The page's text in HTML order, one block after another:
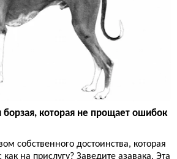
борзая, которая не прощает ошибок
собственного достоинства, которая
на прислугу? Заведите азавака. Эта